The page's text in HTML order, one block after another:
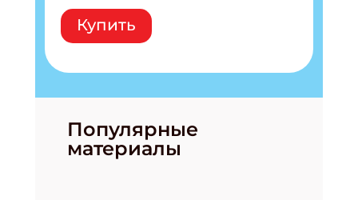
Купить
Популярные
материалы
Подпишись на рассылку
Получи электронный "Классный журнал" в
подарок!